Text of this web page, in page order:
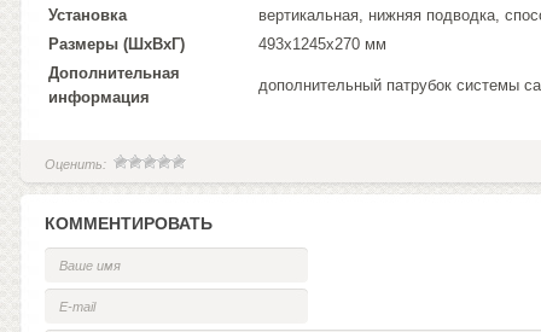
Установка
вертикальная, нижняя подводка,
Размеры (ШхВхГ)
493x1245x270 мм
Дополнительная
информация
дополнительный патрубок системы
Оценить:
КОММЕНТИРОВАТЬ